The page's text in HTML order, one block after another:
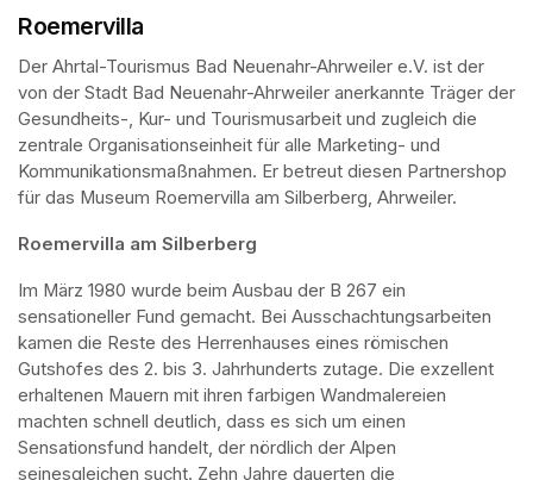
Roemervilla
Der Ahrtal-Tourismus Bad Neuenahr-Ahrweiler e.V. ist der
von der Stadt Bad Neuenahr-Ahrweiler anerkannte Träger der
Gesundheits-, Kur- und Tourismusarbeit und zugleich die
zentrale Organisationseinheit für alle Marketing- und
Kommunikationsmaßnahmen. Er betreut diesen Partnershop
für das Museum Roemervilla am Silberberg, Ahrweiler.
Roemervilla am Silberberg
Im März 1980 wurde beim Ausbau der B 267 ein
sensationeller Fund gemacht. Bei Ausschachtungsarbeiten
kamen die Reste des Herrenhauses eines römischen
Gutshofes des 2. bis 3. Jahrhunderts zutage. Die exzellent
erhaltenen Mauern mit ihren farbigen Wandmalereien
machten schnell deutlich, dass es sich um einen
Sensationsfund handelt, der nördlich der Alpen
seinesgleichen sucht. Zehn Jahre dauerten die